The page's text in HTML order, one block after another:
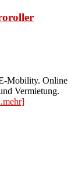
Mobility. Online
Vermietung.